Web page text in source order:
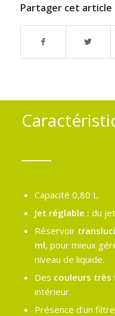
Partager cet article
Capacité 0,80 L.
Jet réglable : du
Réservoirt
ml, pour mieux
niveau de liquide.
Des couleurs très
intérieur.
Présence d’un